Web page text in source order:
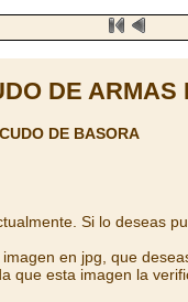
DE ARMAS
DE BASORA
Si lo deseas
en jpg, que
que esta imagen la